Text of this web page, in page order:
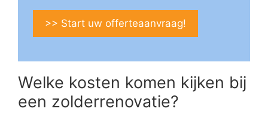
>> Start uw offerteaanvraag!
Welke kosten komen kijken bij
een zolderrenovatie?